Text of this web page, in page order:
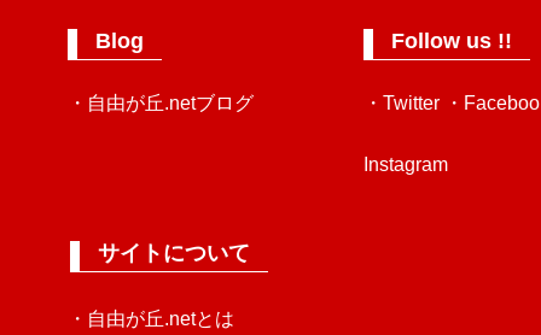
Blog
・自由が丘.netブログ
Follow us !!
・Twitter ・
Instagram
サイトについて
・自由が丘.netとは